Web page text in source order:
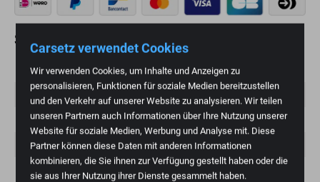
Carsetz verwendet Cookies
Wir verwenden Cookies, um Inhalte und Anzeigen zu
personalisieren, Funktionen für soziale Medien bereitzustellen
und den Verkehr auf unserer Website zu analysieren. Wir teilen
unseren Partnern auch Informationen über Ihre Nutzung unserer
Website für soziale Medien, Werbung und Analyse mit. Diese
Partner können diese Daten mit anderen Informationen
kombinieren, die Sie ihnen zur Verfügung gestellt haben oder die
sie aus Ihrer Nutzung ihrer Dienste gesammelt haben.
Spezifikationen
Gewicht 20 kg
Marke RECARO
Kondition Neu
Farbe Schwarz
Artikelnummer 295.07.0B14